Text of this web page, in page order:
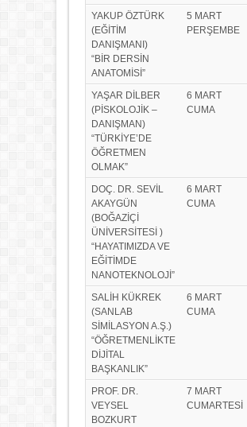
YAKUP ÖZTÜRK
(EĞİTİM
DANIŞMANI)
“BİR DERSİN
ANATOMİSİ”
5 MART
PERŞEMBE
YAŞAR DİLBER
(PİSKOLOJİK –
DANIŞMAN)
“TÜRKİYE’DE
ÖĞRETMEN
OLMAK”
6 MART
CUMA
DOÇ. DR. SEVİL
AKAYGÜN
(BOĞAZİÇİ
ÜNİVERSİTESİ )
“HAYATIMIZDA VE
EĞİTİMDE
NANOTEKNOLOJİ”
6 MART
CUMA
SALİH KÜKREK
(SANLAB
SİMİLASYON A.Ş.)
“ÖĞRETMENLİKTE
DİJİTAL
BAŞKANLIK”
6 MART
CUMA
PROF. DR.
VEYSEL
BOZKURT
7 MART
CUMARTESİ